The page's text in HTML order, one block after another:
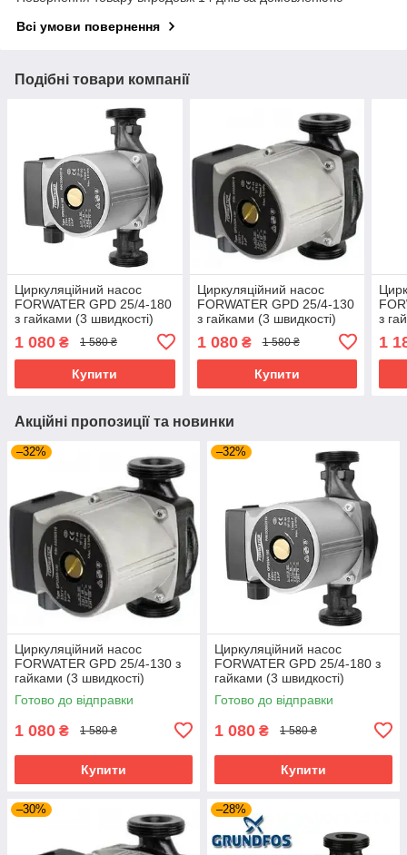
Всі умови повернення
Подібні товари компанії
Циркуляційний насос
FORWATER GPD 25/4-180
з гайками (3 швидкості)
1 080 ₴ 1 580 ₴
Купити
Циркуляційний насос
FORWATER GPD 25/4-130
з гайками (3 швидкості)
1 080₴ 1 580 ₴
Купити
з
1
Акційні пропозиції та новинки
–32%
Циркуляційний насос
FORWATER GPD 25/4-130 з
гайками (3 швидкості)
Готово до відправки
1 080 ₴ 1 580 ₴
Купити
–32%
Циркуляційний насос
FORWATER GPD 25/4-180 з
гайками (3 швидкості)
Готово до відправки
1 080 ₴ 1 580 ₴
Купити
–30% –28%